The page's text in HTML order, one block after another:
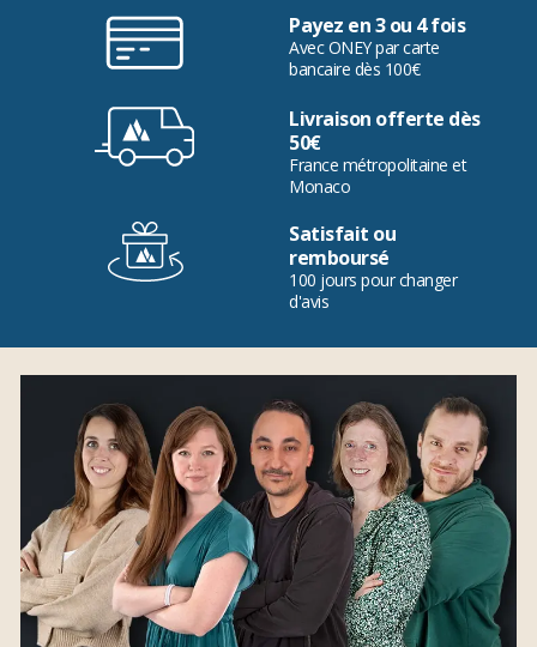
Payez en 3 ou 4 fois
Avec ONEY par carte
bancaire dès 100€
Livraison offerte dès
50€
France métropolitaine et
Monaco
Satisfait ou
remboursé
100 jours pour changer
d'avis